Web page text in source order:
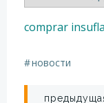
comprar
#новости